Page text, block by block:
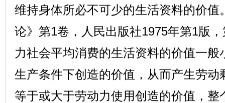
维持身体所必不可少的生活资料的价值
论》第1卷，人民出版社1975年第1版
力社会平均消费的生活资料的价值一般
生产条件下创造的价值，从而产生劳动
等于或大于劳动力使用创造的价值，整